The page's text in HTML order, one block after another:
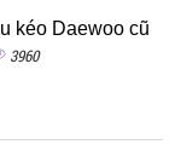
kéo Daewoo cũ
3960